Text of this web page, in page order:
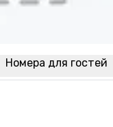
Номера для гостей